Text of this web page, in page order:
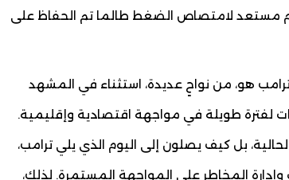
نظام مستعد لامتصاص الضغط طالما تم الحفاظ على
هو، من نواحٍ عديدة، استثناء في المشهد
لفترة طويلة في مواجهة اقتصادية وإقليمية.
بل كيف يصلون إلى اليوم الذي يلي ترامب،
المخاطر على المواجهة المستمرة. لذلك،